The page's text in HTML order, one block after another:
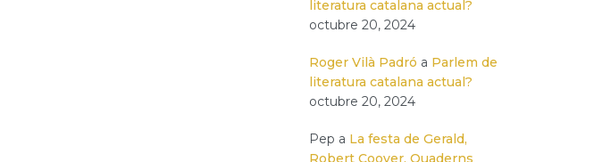
literatura catalana actual?
octubre 20, 2024
Roger Vilà Padró a Parlem de
literatura catalana actual?
octubre 20, 2024
Pep a La festa de Gerald,
Robert Coover, Quaderns